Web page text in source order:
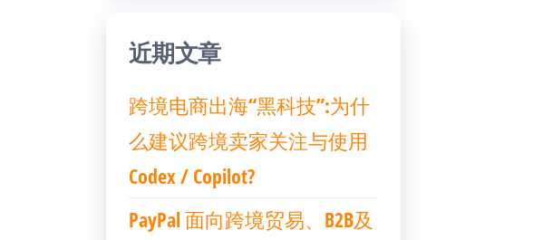
近期文章
跨境电商出海“黑科技”:为什
么建议跨境卖家关注与使用
Codex / Copilot?
PayPal 面向跨境贸易、B2B及